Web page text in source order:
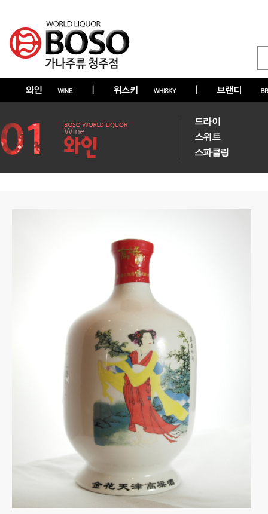
드라이
스위트
스파클링